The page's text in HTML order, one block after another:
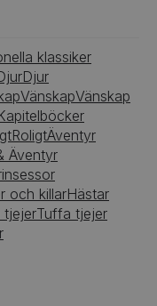
klassiker
Djur
VänskapVänskap
RoligtÄventyr
Äventyr
och killarHästar
tjejerTuffa tjejer